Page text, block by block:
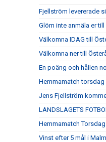
Fjellström levererade
Glöm inte anmäla er
Välkomna IDAG till
Välkomna ner till
En poäng och hållen
Hemmamatch torsdag
Jens Fjellström
LANDSLAGETS
Hemmamatch
Vinst efter 5 mål i